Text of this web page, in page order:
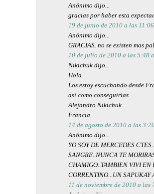
Anónimo dijo...
gracias por haber esta
19 de junio de 2010 a las 11:06
Anónimo dijo...
GRACIAS. no se existen mas
10 de julio de 2010 a las 5:48
Nikichuk dijo...
Hola
Los estoy escuchando desde
asi como conseguirlas.
Alejandro Nikichuk
Francia
14 de agosto de 2010 a las
Anónimo dijo...
YO SOY DE MERCEDES
SANGRE..NUNCA TE
CHAMIGO..TAMBIEN VIVI EN
CORRENTINO...UN SAPUKAY
11 de noviembre de 2010 a las